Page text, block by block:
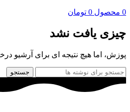
0 محصول 0 تومان
چیزی یافت نشد
پوزش، اما هیچ نتیجه ای برای آرشیو
جستجو